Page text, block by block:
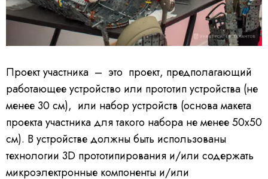
Проект участника – это проект, предполагающий
работающее устройство или прототип устройства (не
менее 30 см), или набор устройств (основа макета
проекта участника для такого набора не менее 50х50
см). В устройстве должны быть использованы
технологии 3D прототипирования и/или содержать
микроэлектронные компоненты и/или